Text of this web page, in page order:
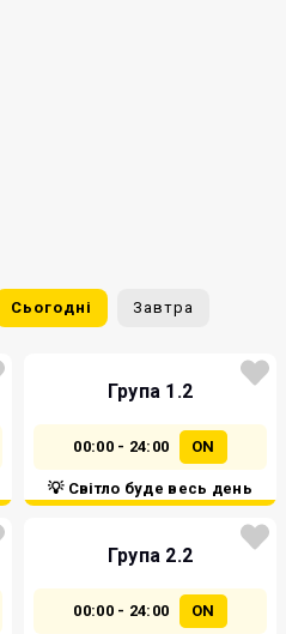
Сьогодні Завтра
Група 1.2
00:00 - 24:00 ON
💡 Світло буде весь день
Група 2.2
00:00 - 24:00 ON